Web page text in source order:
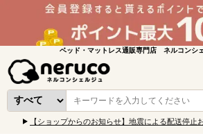
ベッド・マットレス通販専門店 ネルコンシ
【ショップからのお知らせ】地震による配送停止